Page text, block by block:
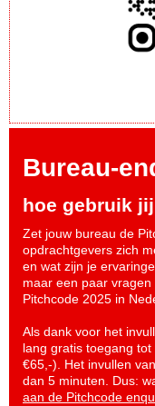
Bureau-
hoe gebruik
Zet jouw bureau de
opdrachtgevers zich
en wat zijn je
maar een paar
Pitchcode 2025 in
Als dank voor het
lang gratis toegang
€65,-). Het invullen
dan 5 minuten. Dus:
aan de Pitchcode